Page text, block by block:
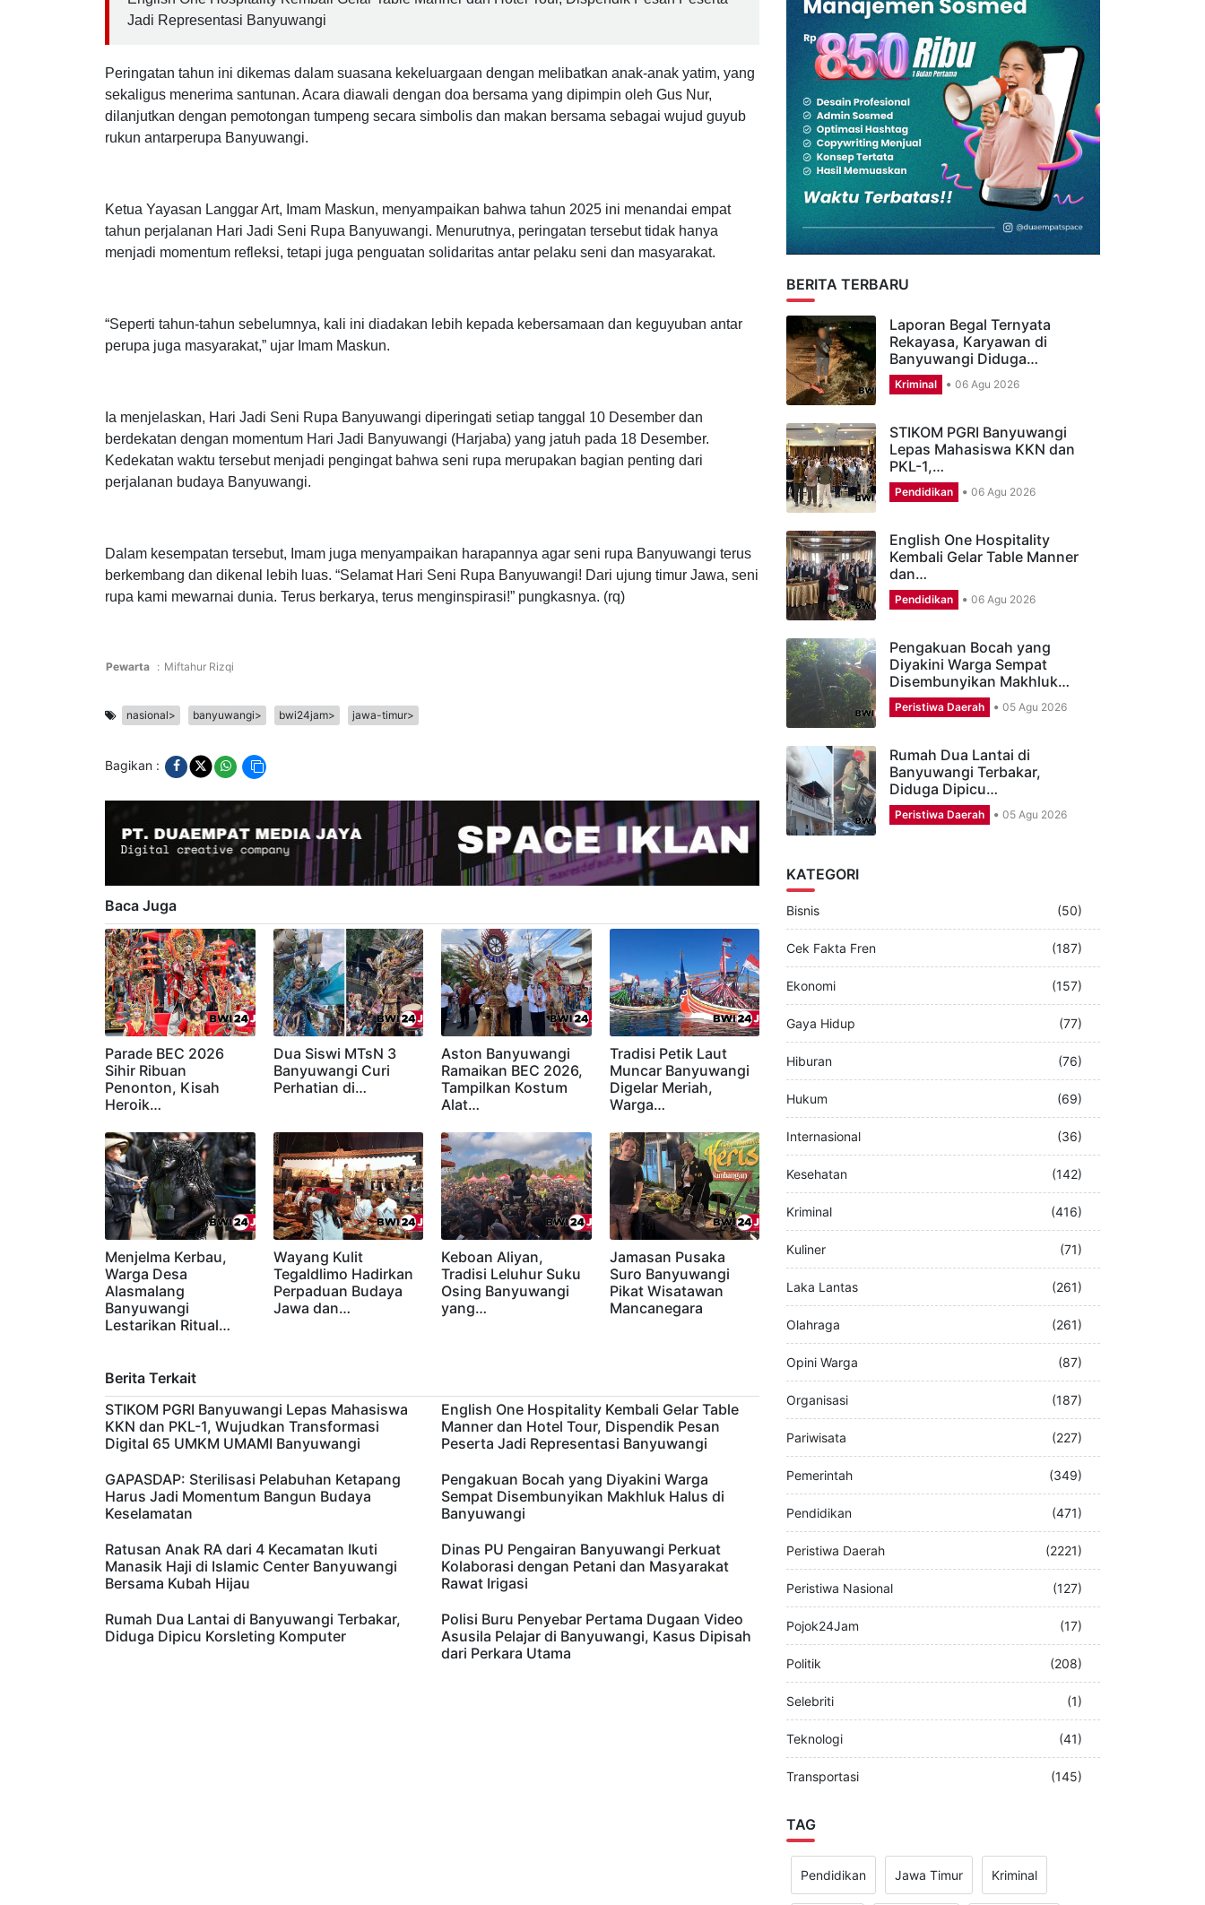
Baca Juga :
Jadi Representasi Banyuwangi
Peringatan tahun ini dikemas dalam suasana kekeluargaan dengan melibatkan anak-anak yatim, yang
sekaligus menerima santunan. Acara diawali dengan doa bersama yang dipimpin oleh Gus Nur,
Ketua Yayasan Langgar Art, Imam Maskun, menyampaikan bahwa tahun 2025 ini menandai empat
Ia menjelaskan, Hari Jadi Seni Rupa Banyuwangi diperingati setiap tanggal 10 Desember dan
berdekatan dengan momentum Hari Jadi Banyuwangi (Harjaba) yang jatuh pada 18 Desember.
Dalam kesempatan tersebut, Imam juga menyampaikan harapannya agar seni rupa Banyuwangi terus
Pewarta : Miftahur Rizqi
nasional> banyuwangi>
Baca Juga
Parade BEC 2026
Penonton, Kisah
Heroik…
Perhatian di…
Aston Banyuwangi
Tampilkan Kostum
Alat…
Tradisi Petik Laut
Digelar Meriah,
Warga…
Menjelma Kerbau,
Warga Desa
Lestarikan Ritual…
Wayang Kulit
Keboan Aliyan,
Jamasan Pusaka
Berita Terkait
KKN dan PKL-1, Wujudkan Transformasi
Digital 65 UMKM UMAMI Banyuwangi
Manner dan Hotel Tour, Dispendik Pesan
Peserta Jadi Representasi Banyuwangi
Harus Jadi Momentum Bangun Budaya
Keselamatan
Sempat Disembunyikan Makhluk Halus di
Banyuwangi
Manasik Haji di Islamic Center Banyuwangi
Bersama Kubah Hijau
Kolaborasi dengan Petani dan Masyarakat
Rawat Irigasi
BERITA TERBARU
Laporan Begal Ternyata
Rekayasa, Karyawan di
Kriminal 06 Agu 2026
STIKOM PGRI Banyuwangi
Lepas Mahasiswa KKN dan
Pendidikan 06 Agu 2026
English One Hospitality
Kembali Gelar Table Manner
Pendidikan 06 Agu 2026
Pengakuan Bocah yang
Diyakini Warga Sempat
Peristiwa Daerah 05 Agu 2026
Rumah Dua Lantai di
Banyuwangi Terbakar,
KATEGORI
Bisnis (50)
Cek Fakta Fren (187)
Ekonomi (157)
Gaya Hidup (77)
Hiburan (76)
Hukum (69)
Internasional (36)
Kesehatan (142)
Kriminal (416)
Kuliner (71)
Laka Lantas (261)
Olahraga (261)
Opini Warga (87)
Organisasi (187)
Pariwisata (227)
Pemerintah (349)
Pendidikan (471)
Peristiwa Daerah (2221)
Peristiwa Nasional (127)
Pojok24Jam (17)
Politik (208)
Selebriti (1)
Transportasi
TAG